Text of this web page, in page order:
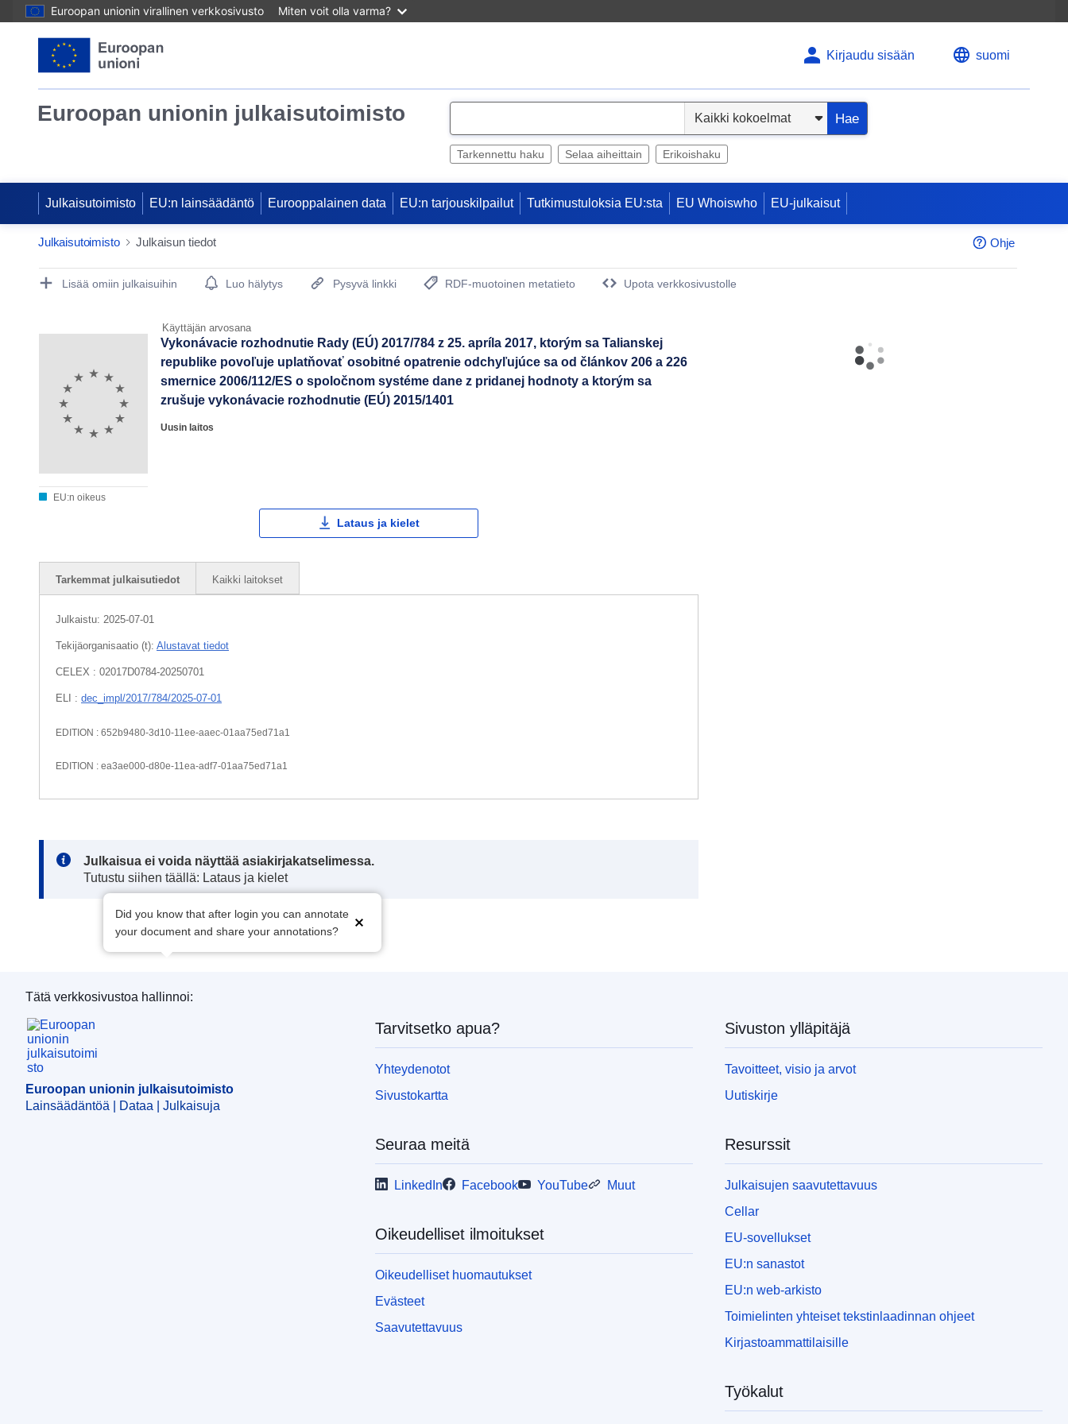
Euroopan unionin virallinen verkkosivusto Miten voit olla varma?
Kirjaudu sisään suomi
Euroopan unionin julkaisutoimisto
e
Hae
Tarkennettu haku Selaa aiheittain Erikoishaku
Julkaisutoimisto EU:n lainsäädäntö Eurooppalainen data EU:n tarjouskilpailut Tutkimustuloksia EU:sta EU Whoiswho EU-julkaisut
Julkaisutoimisto Julkaisun tiedot Ohje
Publication Detail Actions Portlet
Lisää omiin julkaisuihin Luo hälytys Pysyvä linkki
RDF-muotoinen metatieto
Upota verkkosivustolle
Käyttäjän arvosana
EU:n oikeus
Vykonávacie rozhodnutie Rady (EÚ) 2017/784 z 25. apríla 2017, ktorým sa Talianskej
republike povoľuje uplatňovať osobitné opatrenie odchyľujúce sa od článkov 206 a 226
smernice 2006/112/ES o spoločnom systéme dane z pridanej hodnoty a ktorým sa
zrušuje vykonávacie rozhodnutie (EÚ) 2015/1401
Uusin laitos
Lataus ja kielet
Tarkemmat julkaisutiedot Kaikki laitokset
Julkaistu: 2025-07-01
Tekijäorganisaatio (t): Alustavat tiedot
CELEX : 02017D0784-20250701
ELI : dec_impl/2017/784/2025-07-01
EDITION : 652b9480-3d10-11ee-aaec-01aa75ed71a1
EDITION : ea3ae000-d80e-11ea-adf7-01aa75ed71a1
Note:
Julkaisua ei voida näyttää asiakirjakatselimessa.
Tutustu siihen täällä: Lataus ja kielet
Did you know that after login you can annotate
your document and share your annotations?
Euroopan unionin julkaisutoimisto
Tätä verkkosivustoa hallinnoi:
Euroopan unionin julkaisutoimisto
Lainsäädäntöä | Dataa | Julkaisuja
Tarvitsetko apua?
Yhteydenotot
Sivustokartta
Seuraa meitä
LinkedIn Facebook YouTube Muut
Oikeudelliset ilmoitukset
Oikeudelliset huomautukset
Evästeet
Saavutettavuus
Sivuston ylläpitäjä
Tavoitteet, visio ja arvot
Uutiskirje
Resurssit
Julkaisujen saavutettavuus
Cellar
EU-sovellukset
EU:n sanastot
EU:n web-arkisto
Toimielinten yhteiset tekstinlaadinnan ohjeet
Kirjastoammattilaisille
Työkalut